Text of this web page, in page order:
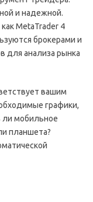
и надежной.
MetaTrader 4
брокерами и
для анализа рынка
вашим
графики,
ли мобильное
планшета?